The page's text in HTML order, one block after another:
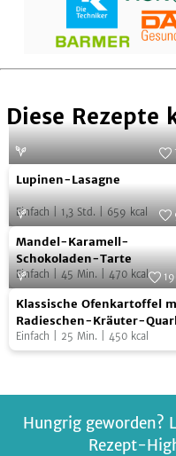
Diese
Lupinen-
Lasagne
Lupinen-Lasagne
Einfach 1,3 Std. 659 kcal
Mandel-
Karamell-
Schokoladen-
Tarte
Foto:
Mandel-Karamell-
Schokoladen-Tarte
Einfach 45 Min. 470 kcal
Klassische
Ofenkartoffel
mit
Klassische Ofenkartoffel
Radieschen-Kräuter-
Einfach 25 Min. 450 kcal
Hungrig geworden?
Rezept-